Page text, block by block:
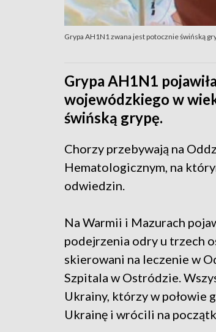
Grypa AH1N1 zwana jest potocznie świńską
Grypa AH1N1
wojewódzkiego w
świńską grypę.
Chorzy przebywają na
Hematologicznym, na
odwiedzin.
Na Warmii i Mazurach
podejrzenia odry u trzech
skierowani na leczenie w
Szpitala w Ostródzie.
Ukrainy, którzy w połowie
Ukrainę i wrócili na